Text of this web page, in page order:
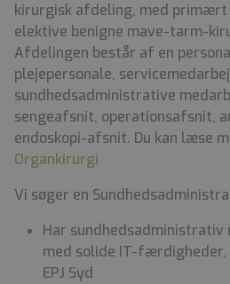
kirurgisk afdeling, med primært
elektive benigne mave-tarm-
Afdelingen består af en
plejepersonale,
sundhedsadministrative
sengeafsnit, operationsafsnit,
endoskopi-afsnit. Du kan læse
Organkirurgi
Vi søger en
Har sundhedsadministrativ
med solide IT-
EPJ Syd